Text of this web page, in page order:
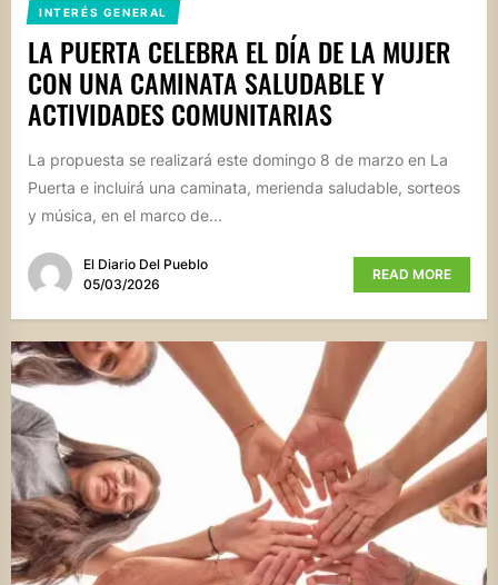
INTERÉS GENERAL
LA PUERTA CELEBRA EL DÍA DE LA MUJER
CON UNA CAMINATA SALUDABLE Y
ACTIVIDADES COMUNITARIAS
La propuesta se realizará este domingo 8 de marzo en La
Puerta e incluirá una caminata, merienda saludable, sorteos
y música, en el marco de...
El Diario Del Pueblo
05/03/2026
READ MORE